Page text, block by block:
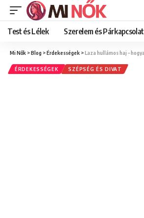
Test és Lélek Szerelem és Párkapcsolat
Mi Nők >Blog >Érdekességek >Laza hullámos haj –
ÉRDEKESSÉGEK SZÉPSÉG ÉS DIVAT